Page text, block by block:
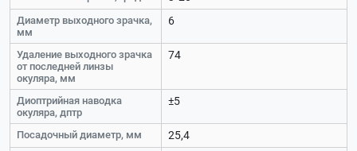
Диаметр выходного зрачка,
мм
6
Удаление выходного зрачка
от последней линзы
окуляра, мм
74
Диоптрийная наводка
окуляра, дптр
±5
Посадочный диаметр, мм 25,4